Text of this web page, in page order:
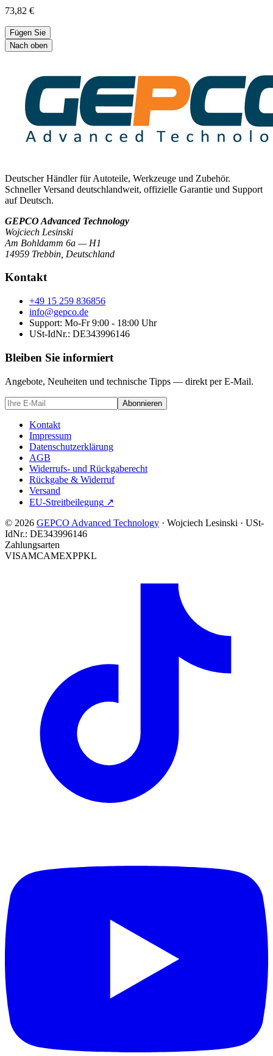
73,82 €
Fügen Sie
Nach oben
Deutscher Händler für Autoteile, Werkzeuge und Zubehör.
Schneller Versand deutschlandweit, offizielle Garantie und Support
auf Deutsch.
GEPCO Advanced Technology
Wojciech Lesinski
Am Bohldamm 6a — H1
14959 Trebbin Deutschland
Kontakt
+49 15 259 836856
info@gepco.de
Support: Mo-Fr 9:00 - 18:00 Uhr
USt-IdNr.: DE343996146
Bleiben Sie informiert
Angebote, Neuheiten und technische Tipps — direkt per E-Mail.
Abonnieren
Kontakt
Impressum
Datenschutzerklärung
AGB
Widerrufs- und Rückgaberecht
Rückgabe & Widerruf
Versand
EU-Streitbeilegung ↗
© 2026 GEPCO Advanced Technology · Wojciech Lesinski · USt-
IdNr.: DE343996146
Zahlungsarten
VISAMCAMEXPPKL